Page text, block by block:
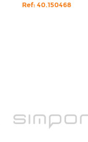
Ref: 40.150468